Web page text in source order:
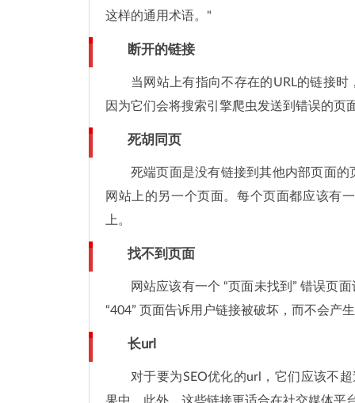
这样的通用术语。"
断开的链接
当网站上有指向不存在的URL的链接
因为它们会将搜索引擎爬虫发送到错误的页
死胡同页
死端页面是没有链接到其他内部页面
网站上的另一个页面。每个页面都应该有
上。
找不到页面
网站应该有一个 “页面未找到” 错误页
“404” 页面告诉用户链接被破坏，而不会产
长url
对于要为SEO优化的url，它们应该不